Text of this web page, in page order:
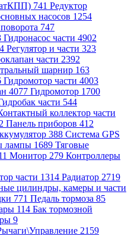
741 Редуктор
насосов 1254
747
Гидронасос части 4902
Регулятор и части 323
части 2392
шарнир 163
Гидромотор части 4003
4077 Гидромотор 1700
части 544
коллектор части
Панель приборов 412
388 Система GPS
лампы 1689 Тяговые
Монитор 279 Контроллеры
части 1314 Радиатор 2719
цилиндры, камеры и части
771 Педаль тормоза 85
114 Бак тормозной
9
2159